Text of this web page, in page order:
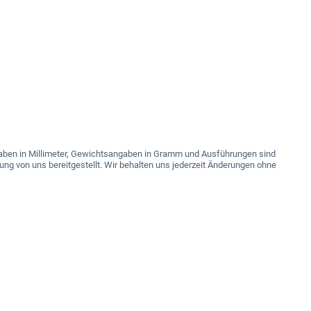
in Millimeter, Gewichtsangaben in Gramm und Ausführungen sind
von uns bereitgestellt. Wir behalten uns jederzeit Änderungen ohne